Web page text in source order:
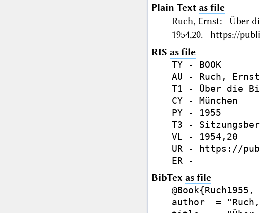
Plain Text as file
Ruch, Ernst: Über
1954,20. https://
RIS as file
TY - BOOK
AU - Ruch, Ernst
T1 - Über die
CY - München
PY - 1955
T3 -
VL - 1954,20
UR - https://
BibTex as file
@Book{Ruch1955,
author  =